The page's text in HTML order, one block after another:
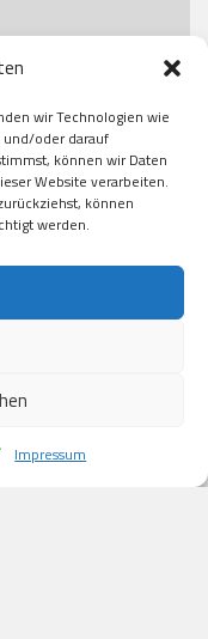
wir Technologien wie
und/oder darauf
können wir Daten
Website verarbeiten.
können
werden.
Impressum